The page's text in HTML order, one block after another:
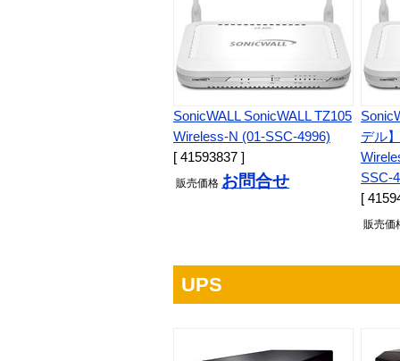
SonicWALL SonicWALL TZ105
Wireless-N (01-SSC-4996)
[ 41593837 ]
販売価格 お問合せ
デル
SSC-
[
販売価
UPS